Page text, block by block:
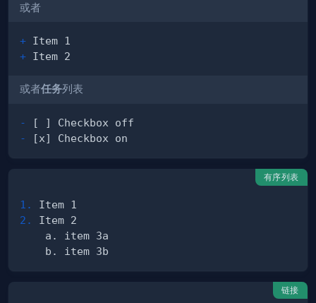
或者
+
+
或者任务列表
-
-
有序列表
1.
2.
链接